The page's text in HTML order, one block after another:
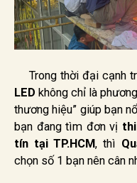
Trong thời đại cạnh
LED không chỉ là
thương hiệu” giúp bạn
bạn đang tìm đơn vị
tín tại TP.HCM, thì
chọn số 1 bạn nên cân